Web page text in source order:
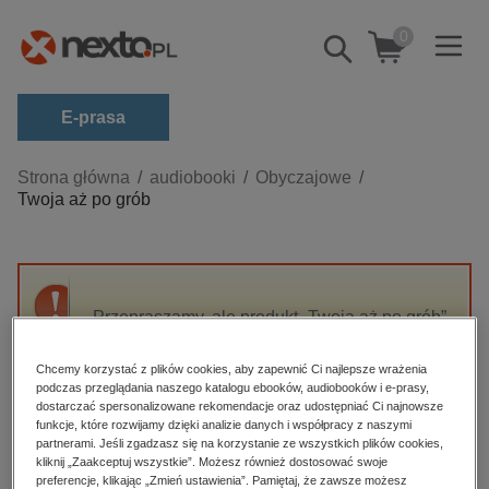
Pokaż/schowaj
wyszukiwarkę
0
E-prasa
Kategorie
Zobacz wszystkie E-prasa
budownictwo, aranżacja wnętrz
darmowe wydania
edukacja
hobby, sport, rozrywka
komputery, internet, technologie, informatyka
Strona główna audiobooki
Obyczajowe
Twoja aż po grób
Przepraszamy, ale produkt „Twoja aż po grób”
High-contrast mode
Polecane
Chcemy korzystać z plików cookies, aby zapewnić Ci najlepsze wrażenia
podczas przeglądania naszego katalogu ebooków, audiobooków i e-prasy,
dostarczać spersonalizowane rekomendacje oraz udostępniać Ci najnowsze
funkcje, które rozwijamy dzięki analizie danych i współpracy z naszymi
partnerami. Jeśli zgadzasz się na korzystanie ze wszystkich plików cookies,
kliknij „Zaakceptuj wszystkie”. Możesz również dostosować swoje
preferencje, klikając „Zmień ustawienia”. Pamiętaj, że zawsze możesz